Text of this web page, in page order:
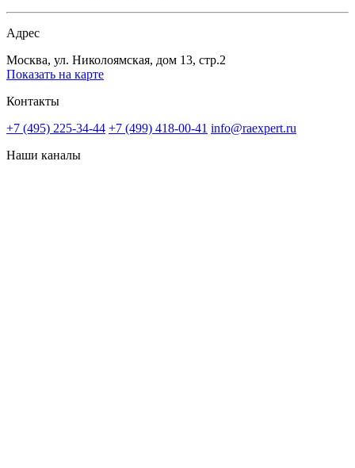
Адрес
Москва, ул. Николоямская, дом 13, стр.2
Показать на карте
Контакты
+7 (495) 225-34-44 +7 (499) 418-00-41 info@raexpert.ru
Наши каналы